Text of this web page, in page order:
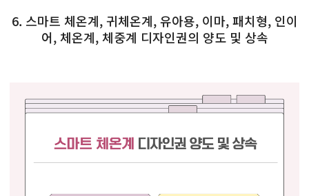
6. 스마트 체온계, 귀체온계, 유아용, 이마, 패치형, 인이
어, 체온계, 체중계 디자인권의 양도 및 상속